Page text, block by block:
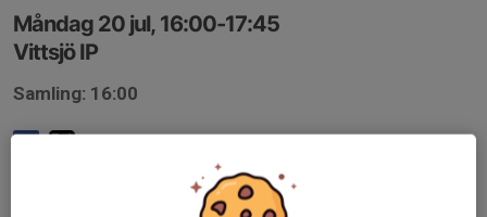
Måndag 20 jul, 16:00-17:45
Vittsjö IP
Samling: 16:00